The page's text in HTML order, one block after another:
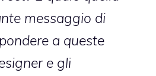
messaggio di
a queste
e gli